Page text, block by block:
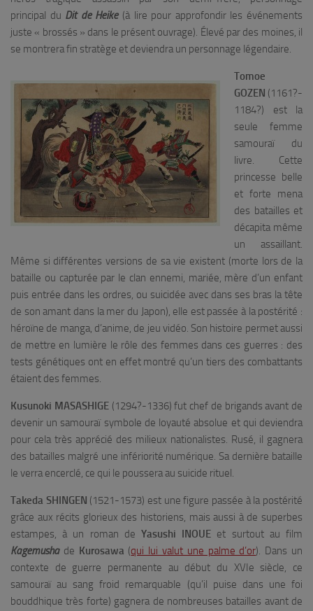
principal du Dit de Heike(à lire pour approfondir les événements
juste « brossés » dans le présent ouvrage). Élevé par des moines, il
se montrera fin stratège et deviendra un personnage légendaire.
Tomoe
GOZEN (1161?-
1184?) est la
seule femme
samouraï du
livre. Cette
princesse belle
et forte mena
des batailles et
décapita même
un assaillant.
Même si différentes versions de sa vie existent (morte lors de la
bataille ou capturée par le clan ennemi, mariée, mère d’un enfant
puis entrée dans les ordres, ou suicidée avec dans ses bras la tête
de son amant dans la mer du Japon), elle est passée à la postérité :
héroïne de manga, d’anime, de jeu vidéo. Son histoire permet aussi
de mettre en lumière le rôle des femmes dans ces guerres : des
tests génétiques ont en effet montré qu’un tiers des combattants
étaient des femmes.
Kusunoki MASASHIGE(1294?-1336) fut chef de brigands avant de
devenir un samouraï symbole de loyauté absolue et qui deviendra
pour cela très apprécié des milieux nationalistes. Rusé, il gagnera
des batailles malgré une infériorité numérique. Sa dernière bataille
le verra encerclé, ce qui le poussera au suicide rituel.
Takeda SHINGEN (1521-1573) est une figure passée à la postérité
grâce aux récits glorieux des historiens, mais aussi à de superbes
estampes, à un roman de Yasushi INOUE et surtout au film
Kagemushade Kurosawa (qui lui valut une palme d’or). Dans un
contexte de guerre permanente au début du XVIe siècle, ce
samouraï au sang froid remarquable (qu’il puise dans une foi
bouddhique très forte) gagnera de nombreuses batailles avant de